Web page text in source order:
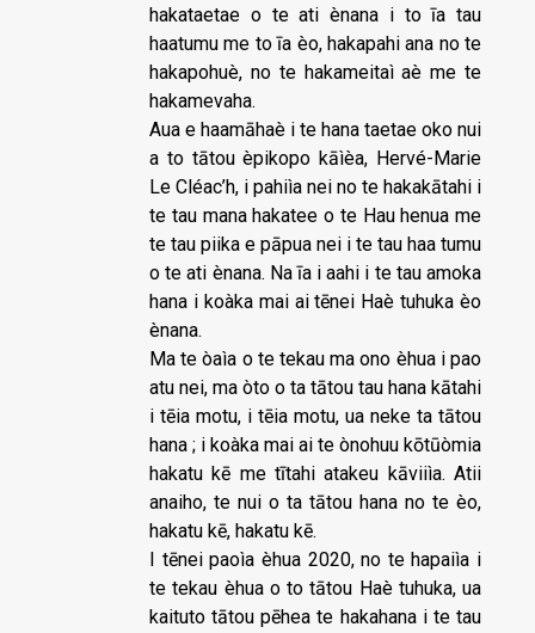
hakataetae o te ati ènana i to īa tau
haatumu me to īa èo, hakapahi ana no te
hakapohuè, no te hakameitaì aè me te
hakamevaha.
Aua e haamāhaè i te hana taetae oko nui
a to tātou èpikopo kāìèa, Hervé-Marie
Le Cléac’h, i pahiìa nei no te hakakātahi i
te tau mana hakatee o te Hau henua me
te tau piika e pāpua nei i te tau haa tumu
o te ati ènana. Na īa i aahi i te tau amoka
hana i koàka mai ai tēnei Haè tuhuka èo
ènana.
Ma te òaìa o te tekau ma ono èhua i pao
atu nei, ma òto o ta tātou tau hana kātahi
i tēia motu, i tēia motu, ua neke ta tātou
hana ; i koàka mai ai te ònohuu kōtūòmia
hakatu kē me tītahi atakeu kāviiìa. Atii
anaiho, te nui o ta tātou hana no te èo,
hakatu kē, hakatu kē.
I tēnei paoìa èhua 2020, no te hapaiìa i
te tekau èhua o to tātou Haè tuhuka, ua
kaituto tātou pēhea te hakahana i te tau